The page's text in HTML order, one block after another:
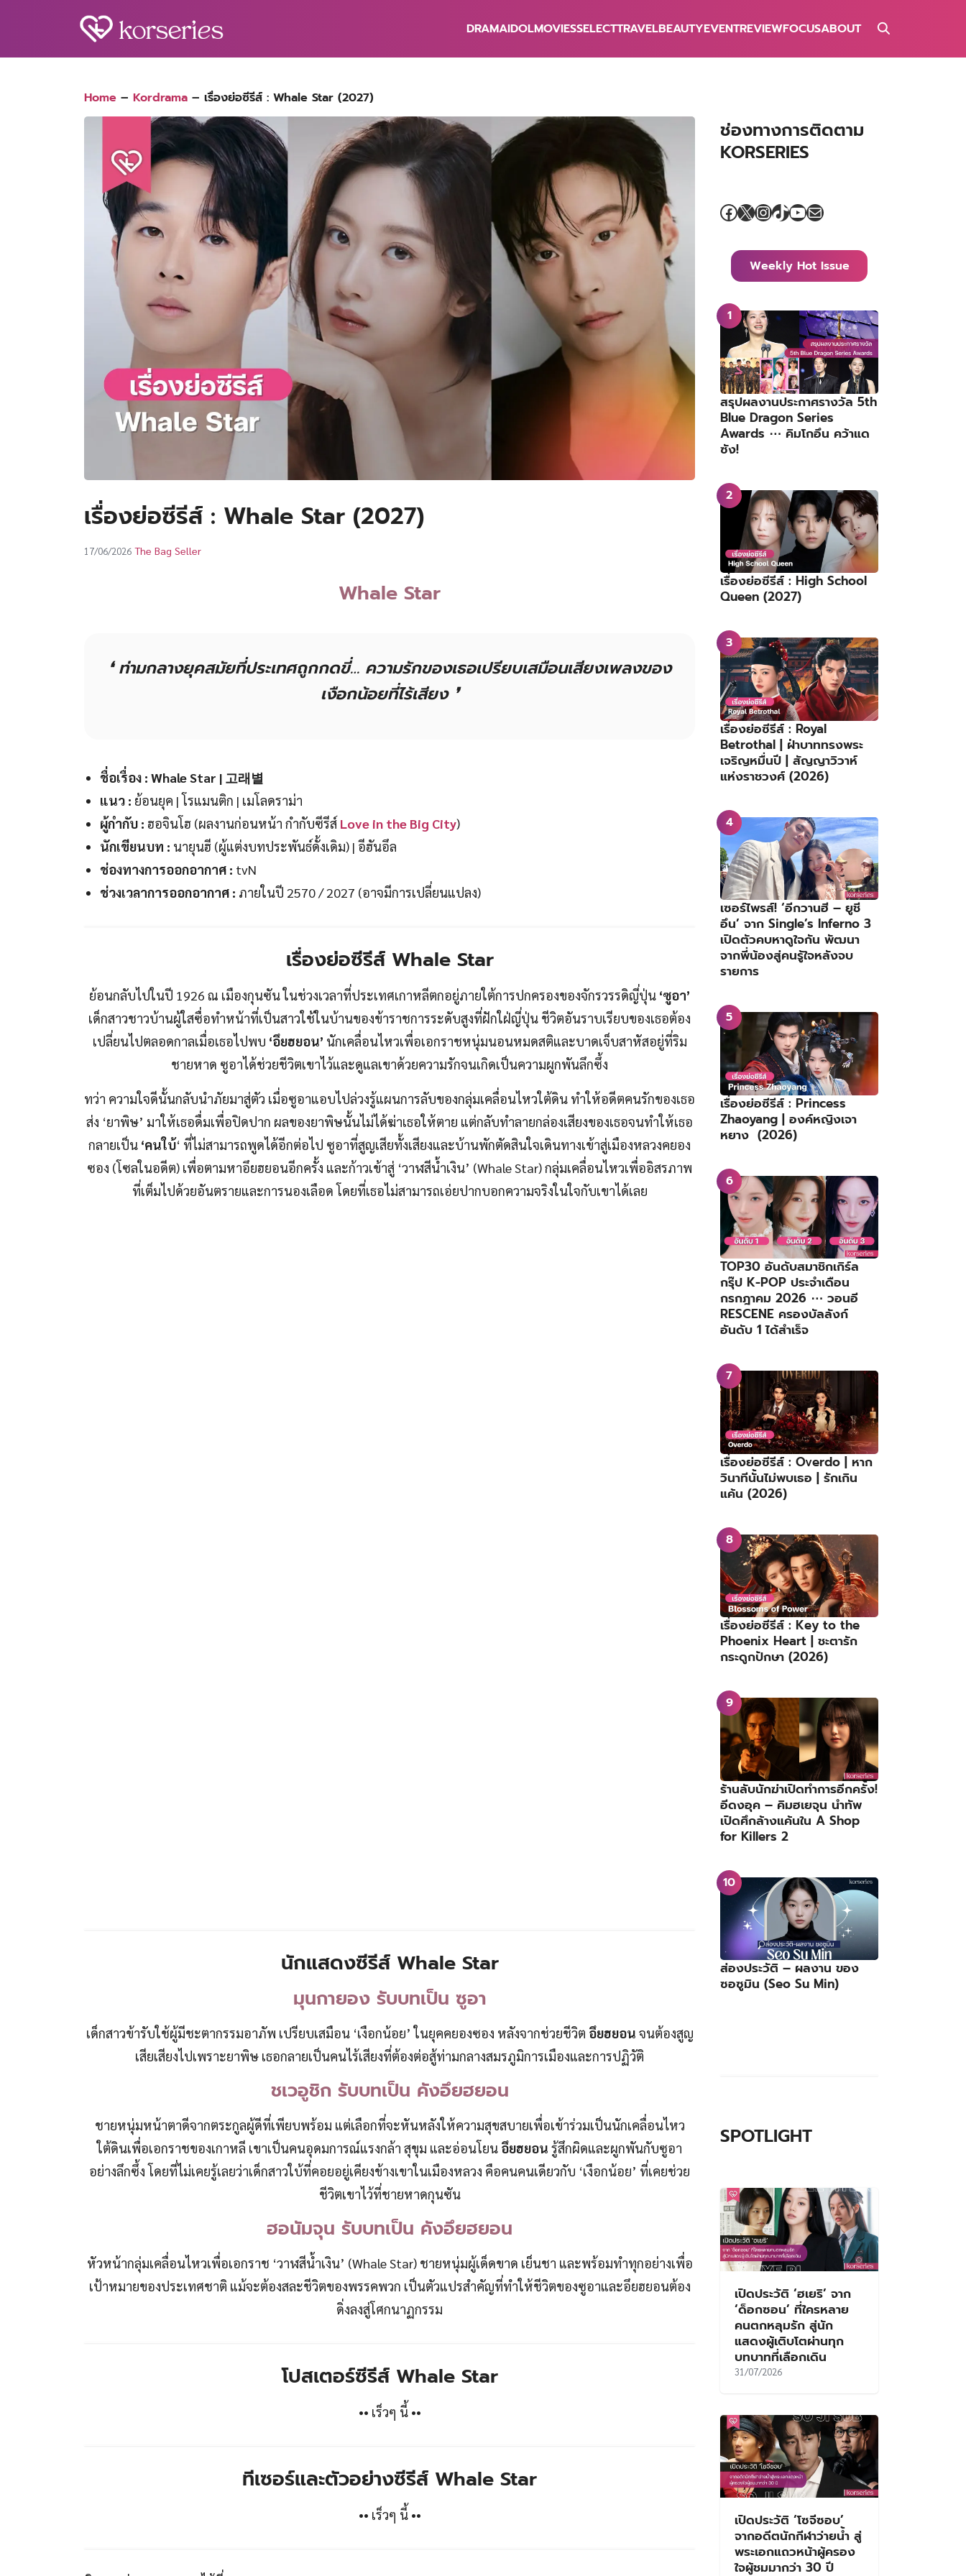
DRAMAIDOLMOVIESSELECTTRAVELBEAUTYEVENTREVIEWFOCUSABOUT
Home – Kordrama – เรื่องย่อซีรีส์ : Whale Star (2027)
เรื่องย่อซีรีส์ : Whale Star (2027)
17/06/2026 The Bag Seller
Whale Star
❛ท่ามกลางยุคสมัยที่ประเทศถูกกดขี่… ความรักของเธอเปรียบเสมือนเสียงเพลงของ
เงือกน้อยที่ไร้เสียง❜
ชื่อเรื่อง : Whale Star | 고래별
แนว : ย้อนยุค | โรแมนติก | เมโลดราม่า
ผู้กำกับ : ฮอจินโฮ (ผลงานก่อนหน้า กำกับซีรีส์ Love in the Big City)
นักเขียนบท : นายุนฮี (ผู้แต่งบทประพันธ์ดั้งเดิม) | อีฮันอึล
ช่องทางการออกอากาศ : tvN
ช่วงเวลาการออกอากาศ : ภายในปี 2570 / 2027 (อาจมีการเปลี่ยนแปลง)
เรื่องย่อซีรีส์ Whale Star
ย้อนกลับไปในปี 1926 ณ เมืองกุนซัน ในช่วงเวลาที่ประเทศเกาหลีตกอยู่ภายใต้การปกครองของจักรวรรดิญี่ปุ่น ‘ซูอา’
เด็กสาวชาวบ้านผู้ใสซื่อทำหน้าที่เป็นสาวใช้ในบ้านของข้าราชการระดับสูงที่ฝักใฝ่ญี่ปุ่น ชีวิตอันราบเรียบของเธอต้อง
เปลี่ยนไปตลอดกาลเมื่อเธอไปพบ ‘อึยฮยอน’ นักเคลื่อนไหวเพื่อเอกราชหนุ่มนอนหมดสติและบาดเจ็บสาหัสอยู่ที่ริม
ชายหาด ซูอาได้ช่วยชีวิตเขาไว้และดูแลเขาด้วยความรักจนเกิดเป็นความผูกพันลึกซึ้ง
ทว่า ความใจดีนั้นกลับนำภัยมาสู่ตัว เมื่อซูอาแอบไปล่วงรู้แผนการลับของกลุ่มเคลื่อนไหวใต้ดิน ทำให้อดีตคนรักของเธอ
ส่ง ‘ยาพิษ’ มาให้เธอดื่มเพื่อปิดปาก ผลของยาพิษนั้นไม่ได้ฆ่าเธอให้ตาย แต่กลับทำลายกล่องเสียงของเธอจนทำให้เธอ
กลายเป็น ‘คนใบ้‘ ที่ไม่สามารถพูดได้อีกต่อไป ซูอาที่สูญเสียทั้งเสียงและบ้านพักตัดสินใจเดินทางเข้าสู่เมืองหลวงคยอง
ซอง (โซลในอดีต) เพื่อตามหาอึยฮยอนอีกครั้ง และก้าวเข้าสู่ ‘วาฬสีน้ำเงิน’ (Whale Star) กลุ่มเคลื่อนไหวเพื่ออิสรภาพ
ที่เต็มไปด้วยอันตรายและการนองเลือด โดยที่เธอไม่สามารถเอ่ยปากบอกความจริงในใจกับเขาได้เลย
นักแสดงซีรีส์ Whale Star
มุนกายอง รับบทเป็น ซูอา
เด็กสาวข้ารับใช้ผู้มีชะตากรรมอาภัพ เปรียบเสมือน ‘เงือกน้อย’ ในยุคคยองซอง หลังจากช่วยชีวิต อึยฮยอน จนต้องสูญ
เสียเสียงไปเพราะยาพิษ เธอกลายเป็นคนไร้เสียงที่ต้องต่อสู้ท่ามกลางสมรภูมิการเมืองและการปฏิวัติ
ชเวอูชิก รับบทเป็น คังอึยฮยอน
ชายหนุ่มหน้าตาดีจากตระกูลผู้ดีที่เพียบพร้อม แต่เลือกที่จะหันหลังให้ความสุขสบายเพื่อเข้าร่วมเป็นนักเคลื่อนไหว
ใต้ดินเพื่อเอกราชของเกาหลี เขาเป็นคนอุดมการณ์แรงกล้า สุขุม และอ่อนโยน อึยฮยอน รู้สึกผิดและผูกพันกับซูอา
อย่างลึกซึ้ง โดยที่ไม่เคยรู้เลยว่าเด็กสาวใบ้ที่คอยอยู่เคียงข้างเขาในเมืองหลวง คือคนคนเดียวกับ ‘เงือกน้อย’ ที่เคยช่วย
ชีวิตเขาไว้ที่ชายหาดกุนซัน
ฮอนัมจุน รับบทเป็น คังอึยฮยอน
หัวหน้ากลุ่มเคลื่อนไหวเพื่อเอกราช ‘วาฬสีน้ำเงิน’ (Whale Star) ชายหนุ่มผู้เด็ดขาด เย็นชา และพร้อมทำทุกอย่างเพื่อ
เป้าหมายของประเทศชาติ แม้จะต้องสละชีวิตของพรรคพวก เป็นตัวแปรสำคัญที่ทำให้ชีวิตของซูอาและอึยฮยอนต้อง
ดิ่งลงสู่โศกนาฏกรรม
โปสเตอร์ซีรีส์ Whale Star
•• เร็วๆ นี้ ••
ทีเซอร์และตัวอย่างซีรีส์ Whale Star
•• เร็วๆ นี้ ••
ช่องทางการติดตาม
KORSERIES
Facebook
X Instagram
TikTok
YouTube
Mail
Weekly Hot Issue
สรุปผลงานประกาศรางวัล 5th
Blue Dragon Series
Awards ⋯ คิมโกอึน คว้าแด
ซัง!
เรื่องย่อซีรีส์ : High School
Queen (2027)
เรื่องย่อซีรีส์ : Royal
Betrothal | ฝ่าบาททรงพระ
เจริญหมื่นปี | สัญญาวิวาห์
แห่งราชวงศ์ (2026)
เซอร์ไพรส์! ‘อีกวานฮี – ยูชี
อึน’ จาก Single’s Inferno 3
เปิดตัวคบหาดูใจกัน พัฒนา
จากพี่น้องสู่คนรู้ใจหลังจบ
รายการ
เรื่องย่อซีรีส์ : Princess
Zhaoyang | องค์หญิงเจา
หยาง (2026)
TOP30 อันดับสมาชิกเกิร์ล
กรุ๊ป K-POP ประจำเดือน
กรกฎาคม 2026 ⋯ วอนอี
RESCENE ครองบัลลังก์
อันดับ 1 ได้สำเร็จ
เรื่องย่อซีรีส์ : Overdo | หาก
วินาทีนั้นไม่พบเธอ | รักเกิน
แค้น (2026)
เรื่องย่อซีรีส์ : Key to the
Phoenix Heart | ชะตารัก
กระดูกปักษา (2026)
ร้านลับนักฆ่าเปิดทำการอีกครั้ง!
อีดงอุค – คิมฮเยจุน นำทัพ
เปิดศึกล้างแค้นใน A Shop
for Killers 2
ส่องประวัติ – ผลงาน ของ
ซอซูมิน (Seo Su Min)
SPOTLIGHT
เปิดประวัติ ‘ฮเยริ’ จาก
‘ด็อกซอน’ ที่ใครหลาย
คนตกหลุมรัก สู่นัก
แสดงผู้เติบโตผ่านทุก
บทบาทที่เลือกเดิน
31/07/2026
เปิดประวัติ ‘โซจีซอบ’
จากอดีตนักกีฬาว่ายน้ำ สู่
พระเอกแถวหน้าผู้ครอง
ใจผู้ชมมากว่า 30 ปี